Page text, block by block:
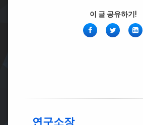
이 글 공유하기!
페
이
Twitter링
크
연구소장